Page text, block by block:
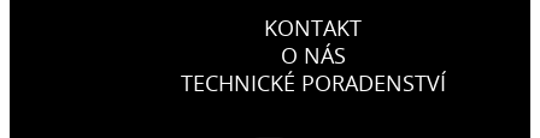
KONTAKT
O NÁS
TECHNICKÉ PORADENSTVÍ